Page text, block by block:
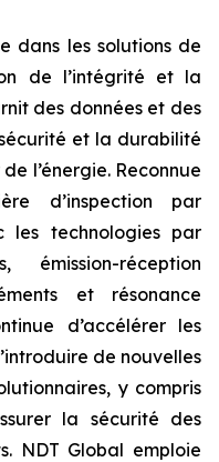
dans les solutions de
de l’intégrité et la
des données et des
et la durabilité
l’énergie. Reconnue
d’inspection par
les technologies par
émission-réception
et résonance
d’accélérer les
de nouvelles
y compris
la sécurité des
NDT Global emploie